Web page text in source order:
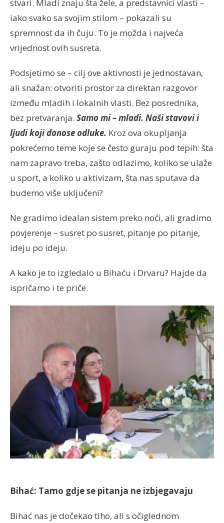
stvari. Mladi znaju šta žele, a predstavnici vlasti –
iako svako sa svojim stilom – pokazali su
spremnost da ih čuju. To je možda i najveća
vrijednost ovih susreta.
Podsjetimo se – cilj ove aktivnosti je jednostavan,
ali snažan: otvoriti prostor za direktan razgovor
između mladih i lokalnih vlasti. Bez posrednika,
bez pretvaranja. Samo mi – mladi. Naši stavovi i
ljudi koji donose odluke. Kroz ova okupljanja
pokrećemo teme koje se često guraju pod tepih: šta
nam zapravo treba, zašto odlazimo, koliko se ulaže
u sport, a koliko u aktivizam, šta nas sputava da
budemo više uključeni?
Ne gradimo idealan sistem preko noći, ali gradimo
povjerenje – susret po susret, pitanje po pitanje,
ideju po ideju.
A kako je to izgledalo u Bihaću i Drvaru? Hajde da
ispričamo i te priče.
Bihać: Tamo gdje se pitanja ne izbjegavaju
Bihać nas je dočekao tiho, ali s očiglednom